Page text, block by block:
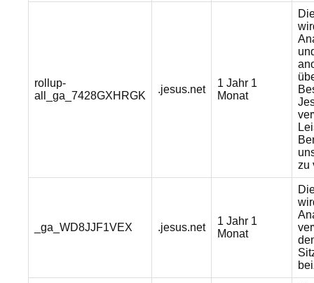
rollup-
all_ga_7428GXHRGK
.jesus.net
1 Jahr 1
Monat
zu
_ga_WD8JJF1VEX .jesus.net
1 Jahr 1
Monat